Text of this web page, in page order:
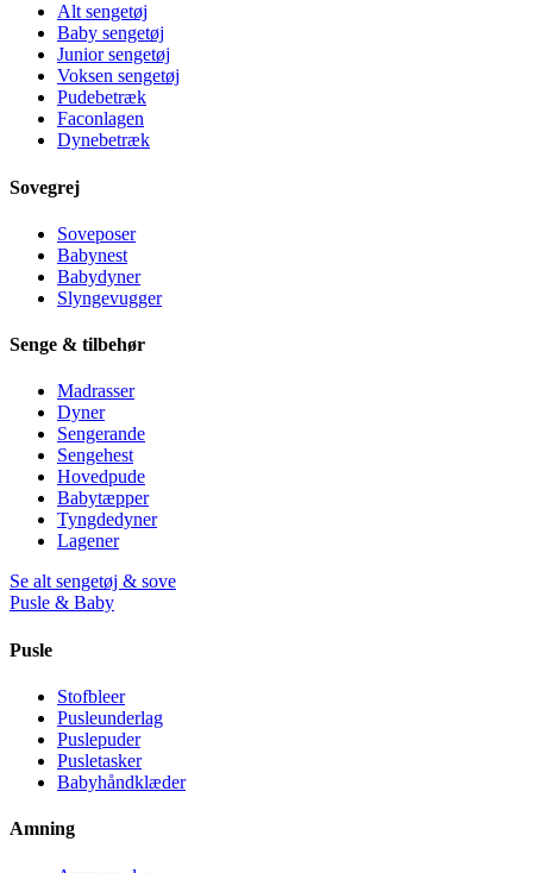
Alt sengetøj
Baby sengetøj
Junior sengetøj
Voksen sengetøj
Pudebetræk
Faconlagen
Dynebetræk
Sovegrej
Soveposer
Babynest
Babydyner
Slyngevugger
Senge & tilbehør
Madrasser
Dyner
Sengerande
Sengehest
Hovedpude
Babytæpper
Tyngdedyner
Lagener
Se alt sengetøj & sove
Pusle & Baby
Pusle
Stofbleer
Pusleunderlag
Puslepuder
Pusletasker
Babyhåndklæder
Amning